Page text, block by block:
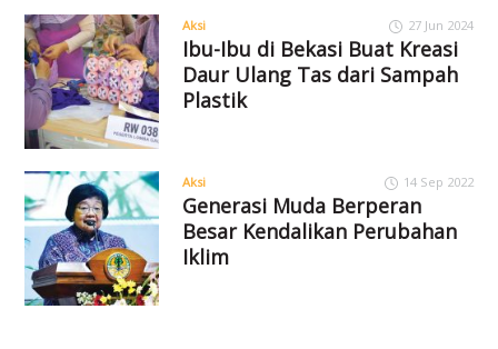
Aksi 27 Jun 2024
Ibu-Ibu di Bekasi Buat Kreasi
Daur Ulang Tas dari Sampah
Plastik
Aksi 14 Sep 2022
Generasi Muda Berperan
Besar Kendalikan Perubahan
Iklim